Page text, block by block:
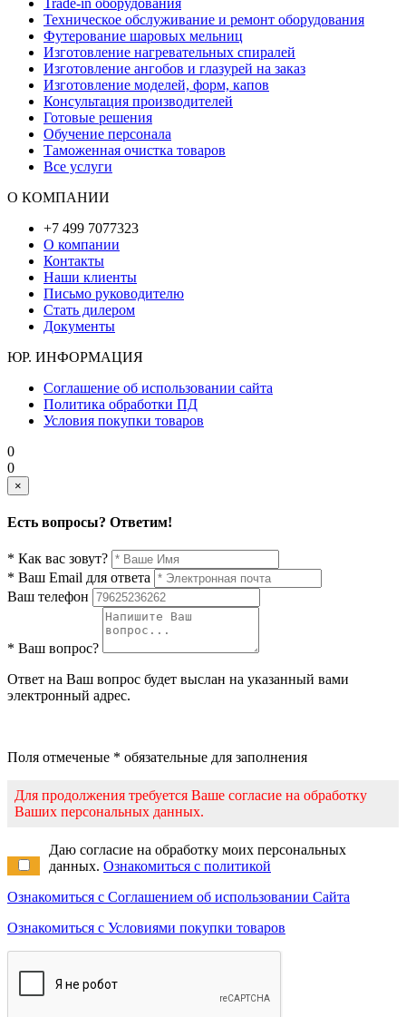
Техническое обслуживание и ремонт оборудования
Футерование шаровых мельниц
Изготовление нагревательных спиралей
Изготовление ангобов и глазурей на заказ
Изготовление моделей, форм, капов
Консультация производителей
Готовые решения
Обучение персонала
Таможенная очистка товаров
Все услуги
О КОМПАНИИ
+7 499 7077323
О компании
Контакты
Наши клиенты
Письмо руководителю
Стать дилером
Документы
ЮР. ИНФОРМАЦИЯ
Соглашение об использовании сайта
Политика обработки ПД
Условия покупки товаров
0
0
×
Есть вопросы? Ответим!
* Как вас зовут?
* Ваш Email для ответа
Ваш телефон
* Ваш вопрос?
Ответ на Ваш вопрос будет выслан на указанный вами
электронный адрес.
Поля отмеченые * обязательные для заполнения
Для продолжения требуется Ваше согласие на обработку
Ваших персональных данных.
Даю согласие на обработку моих персональных
данных. Ознакомиться с политикой
Ознакомиться с Соглашением об использовании Сайта
Ознакомиться с Условиями покупки товаров